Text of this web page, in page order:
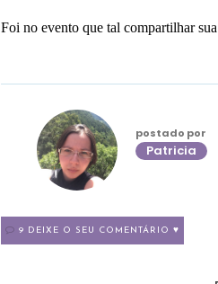
Foi no evento que tal compartilhar
postado por
Patricia
9 DEIXE O SEU COMENTÁRIO ♥